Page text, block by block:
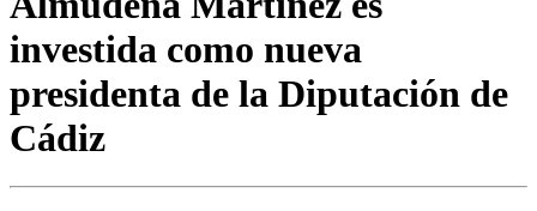
investida como nueva
presidenta de la Diputación de
Cádiz